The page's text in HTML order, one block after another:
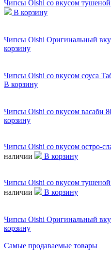
Чипсы Oishi со вкусом
В корзину
Чипсы Oishi Оригинальный
корзину
Чипсы Oishi со вкусом соуса
В корзину
Чипсы Oishi со вкусом васаби
корзину
Чипсы Oishi со вкусом остро-
наличии
В корзину
Чипсы Oishi со вкусом
наличии
В корзину
Чипсы Oishi Оригинальный
корзину
Самые продаваемые товары